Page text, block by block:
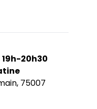
20h30
75007